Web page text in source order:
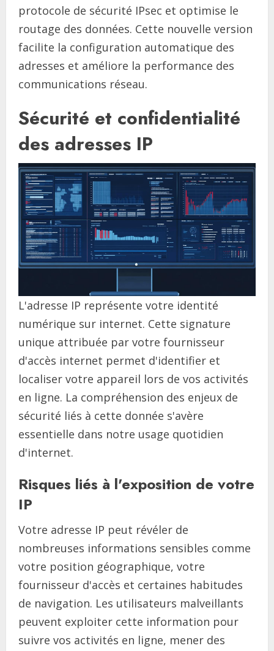
protocole de sécurité IPsec et optimise le
routage des données. Cette nouvelle version
facilite la configuration automatique des
adresses et améliore la performance des
communications réseau.
Sécurité et confidentialité
des adresses IP
L'adresse IP représente votre identité
numérique sur internet. Cette signature
unique attribuée par votre fournisseur
d'accès internet permet d'identifier et
localiser votre appareil lors de vos activités
en ligne. La compréhension des enjeux de
sécurité liés à cette donnée s'avère
essentielle dans notre usage quotidien
d'internet.
Risques liés à l'exposition de votre
IP
Votre adresse IP peut révéler de
nombreuses informations sensibles comme
votre position géographique, votre
fournisseur d'accès et certaines habitudes
de navigation. Les utilisateurs malveillants
peuvent exploiter cette information pour
suivre vos activités en ligne, mener des